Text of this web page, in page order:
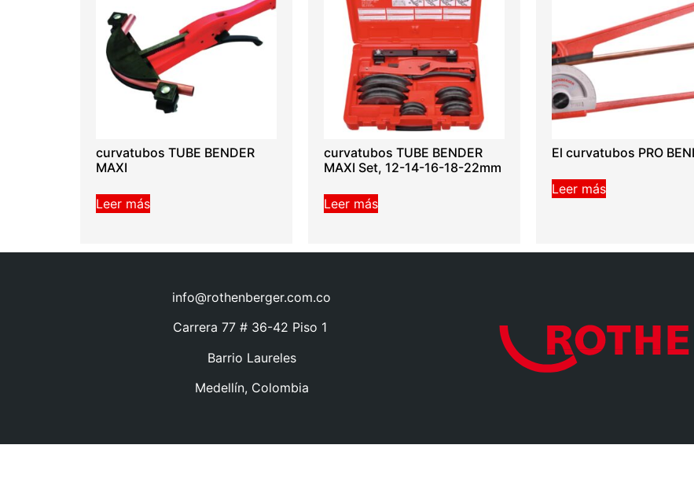
curvatubos TUBE BENDER
MAXI
Leer más
curvatubos TUBE BENDER
MAXI Set, 12-14-16-18-22mm
Leer más
El curvatubos PRO
Leer más
info@rothenberger.com.co
Carrera 77 # 36-42 Piso 1
Barrio Laureles
Medellín, Colombia